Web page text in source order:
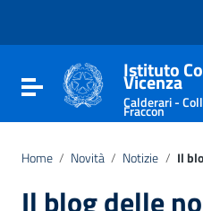
Vai al footer
Attiva / disattiva la
Istituto
Vicenza
Calderari -
Fraccon
Home / Novità / Notizie / Il
Il blog delle